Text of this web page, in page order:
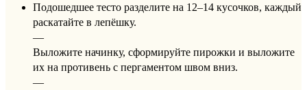
Подошедшее тесто разделите на 12–14 кусочков, каждый
раскатайте в лепёшку.
—
Выложите начинку, сформируйте пирожки и выложите
их на противень с пергаментом швом вниз.
—